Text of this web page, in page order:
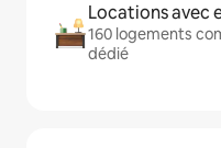
Locations avec
160 logements
dédié